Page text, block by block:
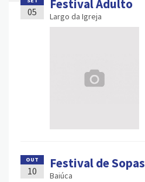
05 Festival Adulto
Largo da Igreja
OUT
10 Festival de Sopas
Baiúca